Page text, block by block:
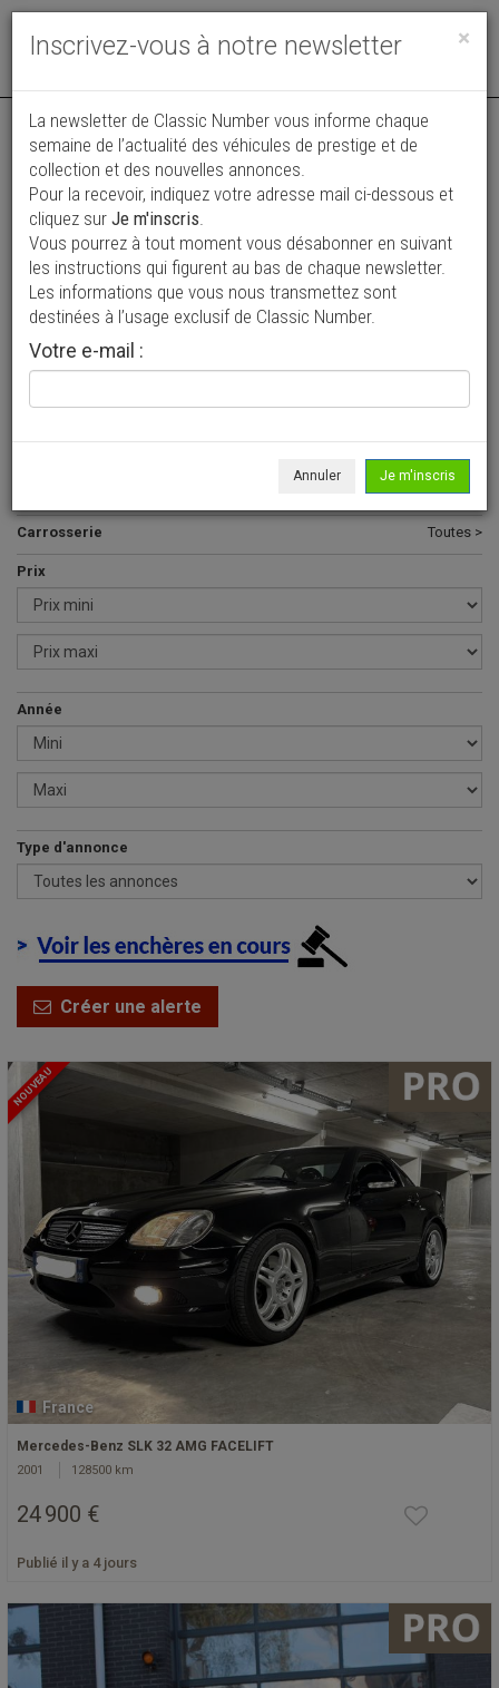
Toggle
Vos annonces vues par
plus de 4 millions de collectionneurs
Ajouter une annonce
> Rechercher un véhicule
SLK >
Carrosserie Toutes >
Prix
Année
Type d'annonce
Créer une alerte
NOUVEAU
France
Mercedes-Benz SLK 32 AMG FACELIFT
2001 128500 km
24 900 €
Publié il y a 4 jours
×
Inscrivez-vous à notre newsletter
La newsletter de Classic Number vous informe chaque
semaine de l’actualité des véhicules de prestige et de
collection et des nouvelles annonces.
Pour la recevoir, indiquez votre adresse mail ci-dessous et
cliquez sur Je m'inscris.
Vous pourrez à tout moment vous désabonner en suivant
les instructions qui figurent au bas de chaque newsletter.
Les informations que vous nous transmettez sont
destinées à l’usage exclusif de Classic Number.
Votre e-mail :
Annuler Je m'inscris